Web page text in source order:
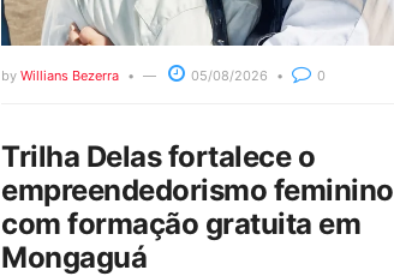
by Willians Bezerra 05/08/2026 0
Trilha Delas fortalece o
empreendedorismo feminino
com formação gratuita em
Mongaguá